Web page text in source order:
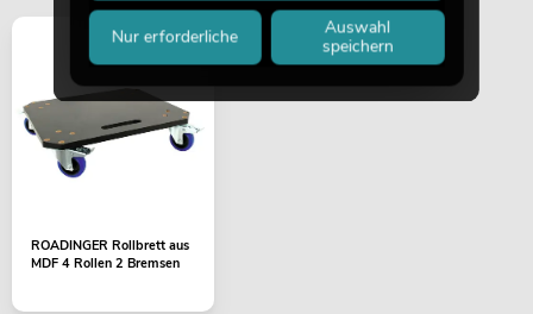
ROADINGER Rollbrett aus
MDF 4 Rollen 2 Bremsen
Nur erforderliche
Auswahl
speichern